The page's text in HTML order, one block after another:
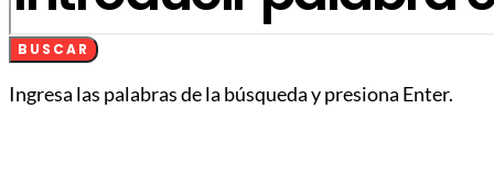
BUSCAR
Ingresa las palabras de la búsqueda y presiona Enter.